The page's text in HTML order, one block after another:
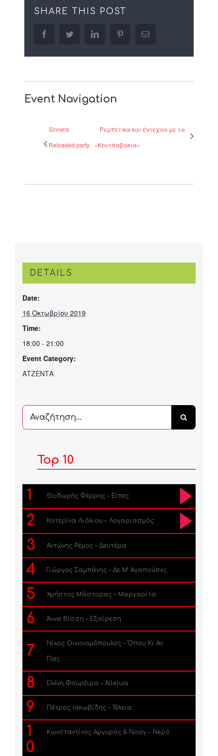
SHARE THIS POST
facebooktwitter linkedin pinterestEmail
Event Navigation
Sinners
Reloaded party
Ρεμπέτικα και έντεχνα με τα
«Κουτσαβάκια»
DETAILS
Date:
16 Οκτωβρίου 2019
Time:
18:00 - 21:00
Event Category:
ΑΤΖΕΝΤΑ
Αναζήτηση
...
Top 10
1 Θοδωρής Φέρρης – Είπες
2 Κατερίνα Λιόλιου – Λογαριασμός
3 Αντώνης Ρέμος – Δευτέρα
4 Γιώργος Σαμπάνης – Δε Μ’ Αγαπούσες
5 Χρήστος Μάστορας – Μαργαρίτα
6 Άννα Βίσση – Εξαίρεση
7 Νίκος Οικονομόπουλος – Όπου Κι Αν
Πας
8 Ελένη Φουρέιρα – Alleluia
9 Πέτρος Ιακωβίδης – Τέλεια
1
0
Κωνσταντίνος Αργυρός & Noizy – Νερό